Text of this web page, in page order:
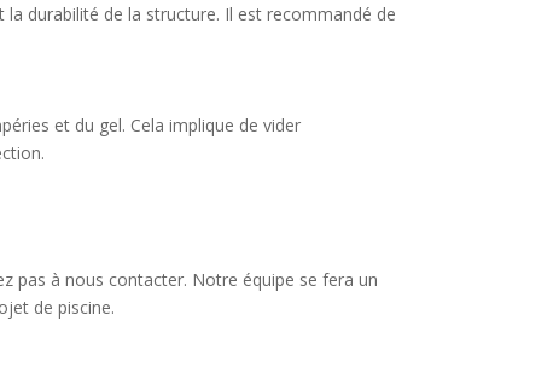
durabilité de la structure. Il est recommandé de
et du gel. Cela implique de vider
pas à nous contacter. Notre équipe se fera un
de piscine.